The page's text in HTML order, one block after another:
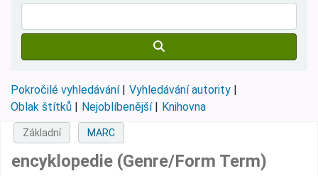
Pokročilé vyhledávání
Vyhledávání autority
Oblak štítků
Nejoblíbenější Knihovna
Základní MARC
encyklopedie (Genre/Form Term)